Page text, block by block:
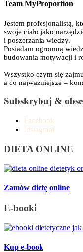
Team MyProportion
Jestem profesjonalistą,
swoje ciało jako
i poszerzania wiedzy.
Posiadam ogromną
budowania motywacji i
Wszystko czym się
a co najważniejsze –
Subskrybuj &
Facebook
Instagram
DIETA ONLINE
Zamów dietę online
E-booki
Kup e-book